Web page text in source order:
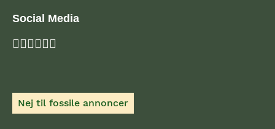
Social Media
Nej til fossile annoncer